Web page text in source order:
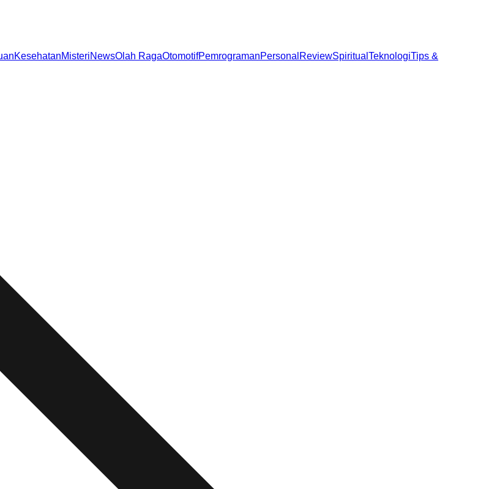
KesehatanMisteriNewsOlah RagaOtomotifPemrogramanPersonal ReviewSpiritual TeknologiTips &